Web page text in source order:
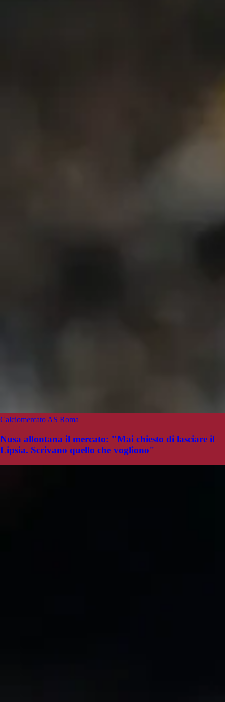
Calciomercato AS Roma
Nusa allontana il mercato: "Mai chiesto di lasciare il
Lipsia. Scrivano quello che vogliono"